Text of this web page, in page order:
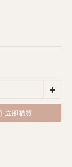
立即購買